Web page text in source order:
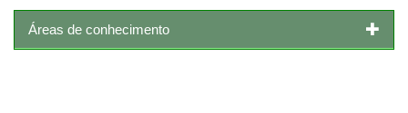
Áreas de conhecimento